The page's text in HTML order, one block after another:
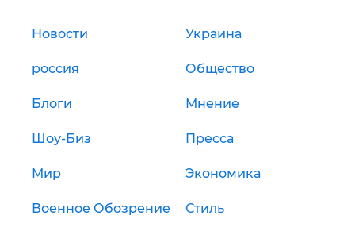
Новости Украина
россия Общество
Блоги Мнение
Шоу-Биз Пресса
Мир Экономика
Военное Обозрение Стиль